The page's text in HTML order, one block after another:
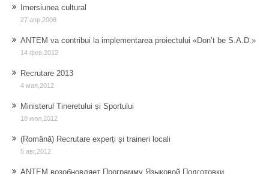
Imersiunea cultural
27 апр,2008
ANTEM va contribui la implementarea proiectului «Don’t be S.A.D.»
14 фев,2012
Recrutare 2013
4 мая,2012
Ministerul Tineretului și Sportului
18 июл,2012
(Română) Recrutare experți și traineri locali
5 авг,2012
ANTEM возобновляет Программу Языковой Подготовки